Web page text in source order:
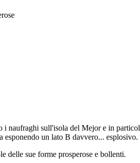
i naufraghi sull'isola del Mejor e in
un lato B davvero...
delle sue forme prosperose e bollenti.